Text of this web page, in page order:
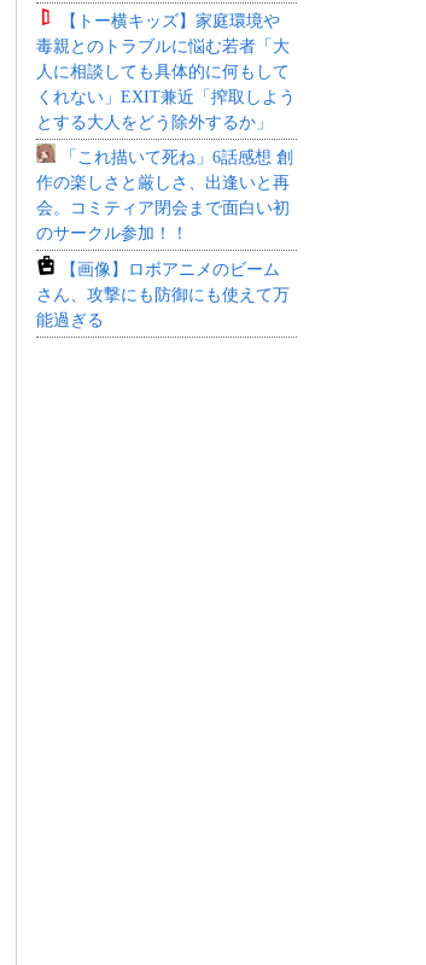
【トー横キッズ】家庭環境や
毒親とのトラブルに悩む若者「大
人に相談しても具体的に何もして
くれない」EXIT兼近「搾取しよう
とする大人をどう除外するか」
「これ描いて死ね」6話感想 創
作の楽しさと厳しさ、出逢いと再
会。コミティア閉会まで面白い初
のサークル参加！！
【画像】ロボアニメのビーム
さん、攻撃にも防御にも使えて万
能過ぎる